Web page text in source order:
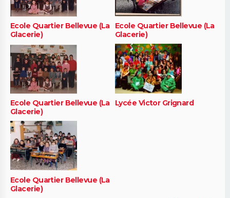
Ecole Quartier Bellevue (La
Glacerie)
Ecole Quartier Bellevue (La
Glacerie)
Ecole Quartier Bellevue (La
Glacerie)
Lycée Victor Grignard
Ecole Quartier Bellevue (La
Glacerie)